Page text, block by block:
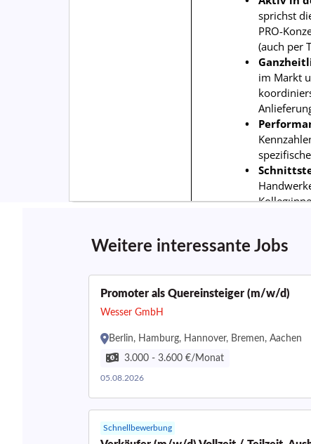
Weitere interessante Jobs
Promoter als Quereinsteiger (m/w/d)
Wesser GmbH
Berlin, Hamburg, Hannover, Bremen, Aachen
3.000 - 3.600 €/Monat
05.08.2026
Schnellbewerbung